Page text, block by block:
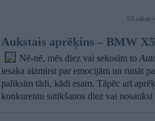
53 raksti
Aukstais aprēķins – BMW
Nē-nē, mēs diez vai sekosim to
iesaka aizmirst par emocijām un runāt
paliksim tādi, kādi esam. Tāpēc arī
konkurentu satikšanos diez vai